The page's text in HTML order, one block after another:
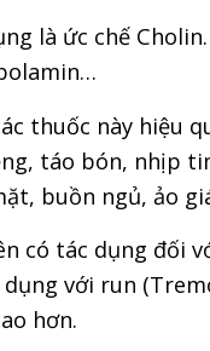
là ức chế
thuốc này hiệu
táo bón, nhịp
buồn ngủ, ảo
có tác dụng đối
với run
hơn.